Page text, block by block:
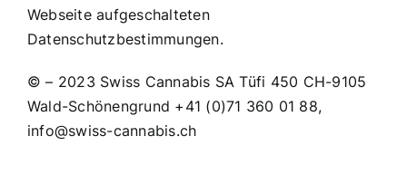
Webseite aufgeschalteten
Datenschutzbestimmungen.
© – 2023 Swiss Cannabis SA Tüfi 450 CH-9105
Wald-Schönengrund +41 (0)71 360 01 88,
info@swiss-cannabis.ch